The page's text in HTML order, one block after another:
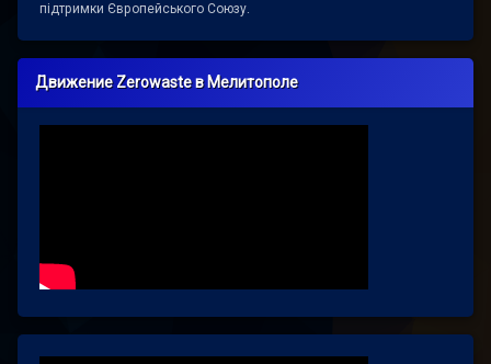
підтримки Європейського Союзу.
Движение Zerowaste в Мелитополе